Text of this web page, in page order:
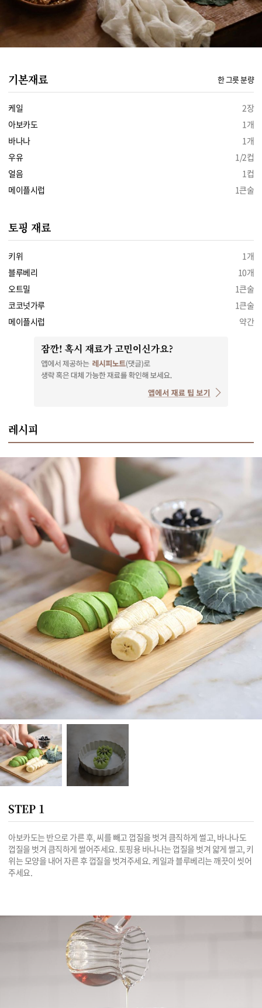
기본재료 한 그릇 분량
케일
2장
아보카도
1개
바나나
1개
우유
1/2컵
얼음
1컵
메이플시럽
1큰술
토핑 재료
키위
1개
블루베리
10개
오트밀
1큰술
코코넛가루
1큰술
메이플시럽
약간
레시피
STEP 1
아보카도는 반으로 가른 후, 씨를 빼고 껍질을 벗겨 큼직하게 썰고, 바나나도
껍질을 벗겨 큼직하게 썰어주세요. 토핑용 바나나는 껍질을 벗겨 얇게 썰고, 키
위는 모양을 내어 자른 후 껍질을 벗겨주세요. 케일과 블루베리는 깨끗이 씻어
주세요.